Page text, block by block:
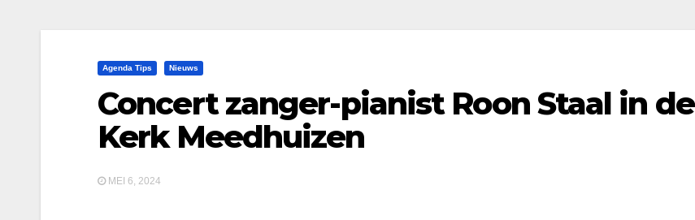
Agenda Tips Nieuws
Concert zanger-pianist Roon Staal in de
Kerk Meedhuizen
MEI 6, 2024